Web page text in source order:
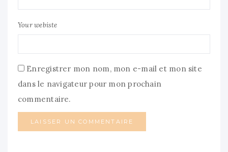
Your webiste
Enregistrer mon nom, mon e-mail et mon site
dans le navigateur pour mon prochain
commentaire.